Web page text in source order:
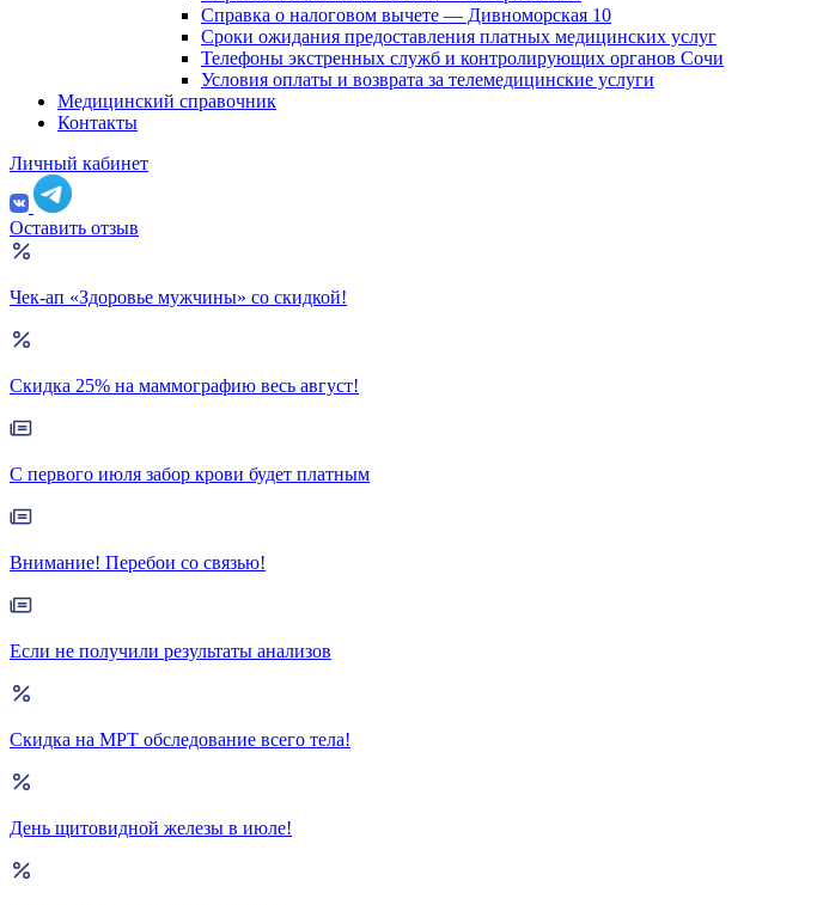
Справка о налоговом вычете — Дивноморская 10
Сроки ожидания предоставления платных медицинских услуг
Телефоны экстренных служб и контролирующих органов Сочи
Условия оплаты и возврата за телемедицинские услуги
Медицинский справочник
Контакты
Личный кабинет
Оставить отзыв
Чек-ап «Здоровье мужчины» со скидкой!
Скидка 25% на маммографию весь август!
С первого июля забор крови будет платным
Внимание! Перебои со связью!
Если не получили результаты анализов
Скидка на МРТ обследование всего тела!
День щитовидной железы в июле!